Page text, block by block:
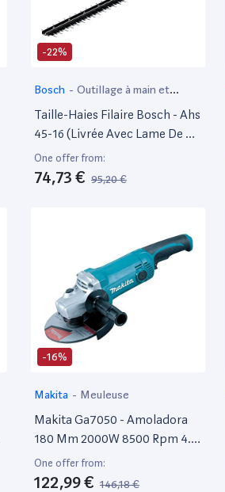
-22%
Bosch - Outillage à main et
électroportatif
Taille-Haies Filaire Bosch - Ahs
45-16 (Livrée Avec Lame De 45
Cm, Coupe De 16Mm)
One offer from:
74,73 € 95,20 €
-16%
Makita - Meuleuse
Makita Ga7050 - Amoladora
180 Mm 2000W 8500 Rpm 4.6
Kg Sin Bloqueo Interruptor
One offer from:
122,99 € 146,18 €